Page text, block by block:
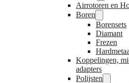
Airrotoren en
Boren
Borensets
Diamant
Frezen
Koppelingen,
adapters
Polijsten